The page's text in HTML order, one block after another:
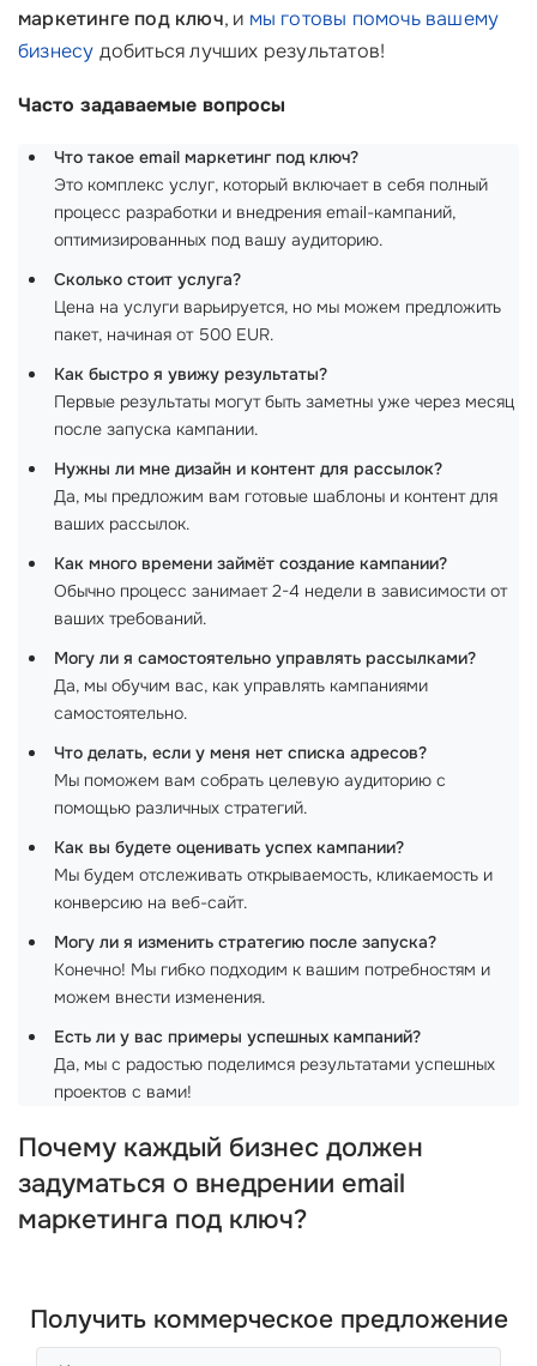
маркетинге под ключ, и мы готовы помочь вашему
бизнесу добиться лучших результатов!
Часто задаваемые вопросы
Что такое email маркетинг под ключ?
Это комплекс услуг, который включает в себя полный
процесс разработки и внедрения email-кампаний,
оптимизированных под вашу аудиторию.
Сколько стоит услуга?
Цена на услуги варьируется, но мы можем предложить
пакет, начиная от 500 EUR.
Как быстро я увижу результаты?
Первые результаты могут быть заметны уже через месяц
после запуска кампании.
Нужны ли мне дизайн и контент для рассылок?
Да, мы предложим вам готовые шаблоны и контент для
ваших рассылок.
Как много времени займёт создание кампании?
Обычно процесс занимает 2-4 недели в зависимости от
ваших требований.
Могу ли я самостоятельно управлять рассылками?
Да, мы обучим вас, как управлять кампаниями
самостоятельно.
Что делать, если у меня нет списка адресов?
Мы поможем вам собрать целевую аудиторию с
помощью различных стратегий.
Как вы будете оценивать успех кампании?
Мы будем отслеживать открываемость, кликаемость и
конверсию на веб-сайт.
Могу ли я изменить стратегию после запуска?
Конечно! Мы гибко подходим к вашим потребностям и
можем внести изменения.
Есть ли у вас примеры успешных кампаний?
Да, мы с радостью поделимся результатами успешных
проектов с вами!
Почему каждый бизнес должен
задуматься о внедрении email
маркетинга под ключ?
Получить коммерческое предложение